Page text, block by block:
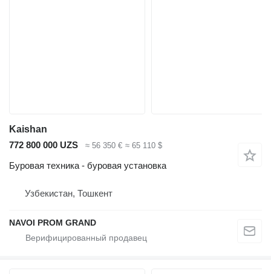
Kaishan
772 800 000 UZS
≈ 56 350 € ≈ 65 110 $
Буровая техника - буровая установка
Узбекистан, Тошкент
NAVOI PROM GRAND